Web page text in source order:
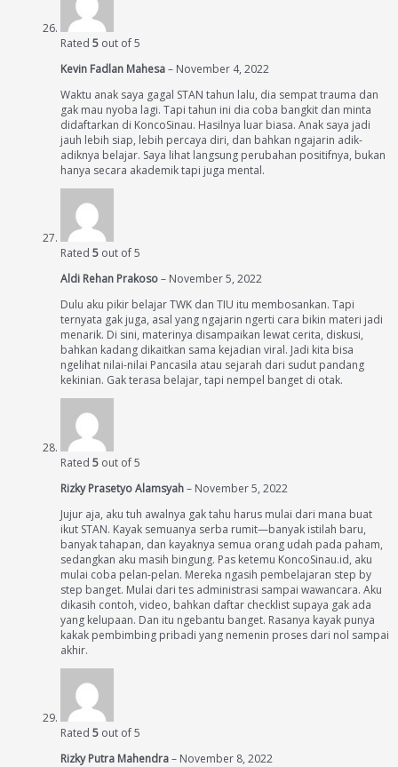
Rated 5 out of 5
Kevin Fadlan Mahesa– November 4, 2022
Waktu anak saya gagal STAN tahun lalu, dia sempat trauma dan
gak mau nyoba lagi. Tapi tahun ini dia coba bangkit dan minta
didaftarkan di KoncoSinau. Hasilnya luar biasa. Anak saya jadi
jauh lebih siap, lebih percaya diri, dan bahkan ngajarin adik-
adiknya belajar. Saya lihat langsung perubahan positifnya, bukan
hanya secara akademik tapi juga mental.
Rated 5 out of 5
Aldi Rehan Prakoso– November 5, 2022
Dulu aku pikir belajar TWK dan TIU itu membosankan. Tapi
ternyata gak juga, asal yang ngajarin ngerti cara bikin materi jadi
menarik. Di sini, materinya disampaikan lewat cerita, diskusi,
bahkan kadang dikaitkan sama kejadian viral. Jadi kita bisa
ngelihat nilai-nilai Pancasila atau sejarah dari sudut pandang
kekinian. Gak terasa belajar, tapi nempel banget di otak.
Rated 5 out of 5
Rizky Prasetyo Alamsyah– November 5, 2022
Jujur aja, aku tuh awalnya gak tahu harus mulai dari mana buat
ikut STAN. Kayak semuanya serba rumit—banyak istilah baru,
banyak tahapan, dan kayaknya semua orang udah pada paham,
sedangkan aku masih bingung. Pas ketemu KoncoSinau.id, aku
mulai coba pelan-pelan. Mereka ngasih pembelajaran step by
step banget. Mulai dari tes administrasi sampai wawancara. Aku
dikasih contoh, video, bahkan daftar checklist supaya gak ada
yang kelupaan. Dan itu ngebantu banget. Rasanya kayak punya
kakak pembimbing pribadi yang nemenin proses dari nol sampai
akhir.
Rated 5 out of 5
Rizky Putra Mahendra– November 8, 2022